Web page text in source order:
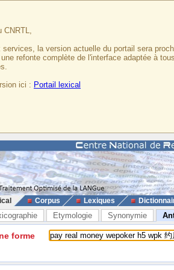
CNRTL,
la version actuelle du portail sera
refonte complète de l'interface adaptée à
ici : Portail lexical
Corpus Lexiques
Etymologie Synonymie
forme